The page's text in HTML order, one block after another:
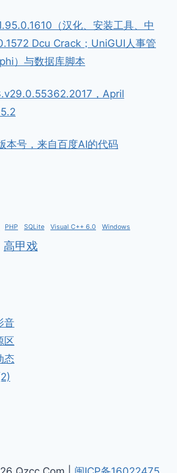
（汉化、安装工具、中
Dcu Crack；UniGUI人事管
）与数据库脚本
，April
本号，来自百度AI的代码
PHP SQLite Visual C++ 6.0 Windows
高甲戏
音
区
态